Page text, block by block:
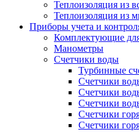
Теплоизоляция из
Теплоизоляция из
Приборы учета и
Комплектующие
Манометры
Счетчики воды
Турбинные
Счетчики
Счетчики
Счетчики
Счетчики
Счетчики